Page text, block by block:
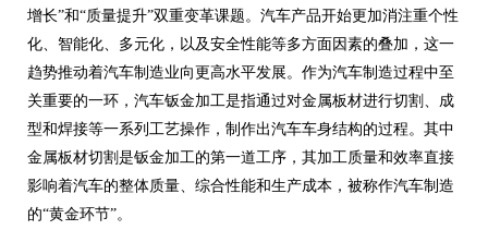
增长”和“质量提升”双重变革课题。汽车产品开始更加消注重个性
化、智能化、多元化，以及安全性能等多方面因素的叠加，这一
趋势推动着汽车制造业向更高水平发展。作为汽车制造过程中至
关重要的一环，汽车钣金加工是指通过对金属板材进行切割、成
型和焊接等一系列工艺操作，制作出汽车车身结构的过程。其中
金属板材切割是钣金加工的第一道工序，其加工质量和效率直接
影响着汽车的整体质量、综合性能和生产成本，被称作汽车制造
的“黄金环节”。